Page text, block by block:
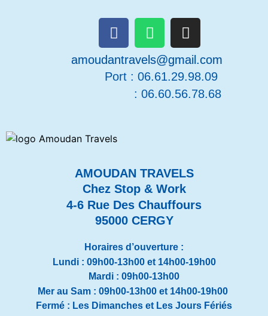
amoudantravels@gmail.com
Port : 06.61.29.98.09
: 06.60.56.78.68
AMOUDAN TRAVELS
Chez Stop & Work
4-6 Rue Des Chauffours
95000 CERGY
Horaires d’ouverture :
Lundi : 09h00-13h00 et 14h00-19h00
Mardi : 09h00-13h00
Mer au Sam : 09h00-13h00 et 14h00-19h00
Fermé : Les Dimanches et Les Jours Fériés